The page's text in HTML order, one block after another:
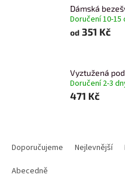
Dámská
Doručení 10-15
od 351 Kč
Vyztužená
Doručení 2-3
471 Kč
Doporučujeme Nejlevnější
Abecedně